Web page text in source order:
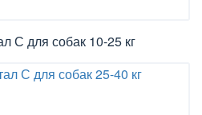
С для собак 10-25 кг